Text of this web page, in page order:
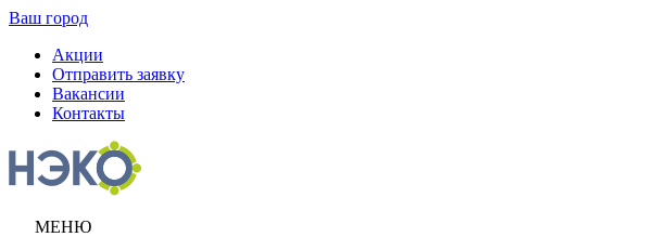
Ваш город
Акции
Отправить заявку
Вакансии
Контакты
МЕНЮ